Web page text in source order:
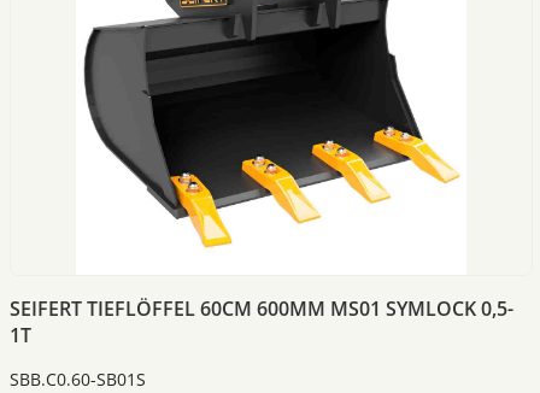
SEIFERT TIEFLÖFFEL 60CM 600MM MS01 SYMLOCK 0,5-
1T
SBB.C0.60-SB01S